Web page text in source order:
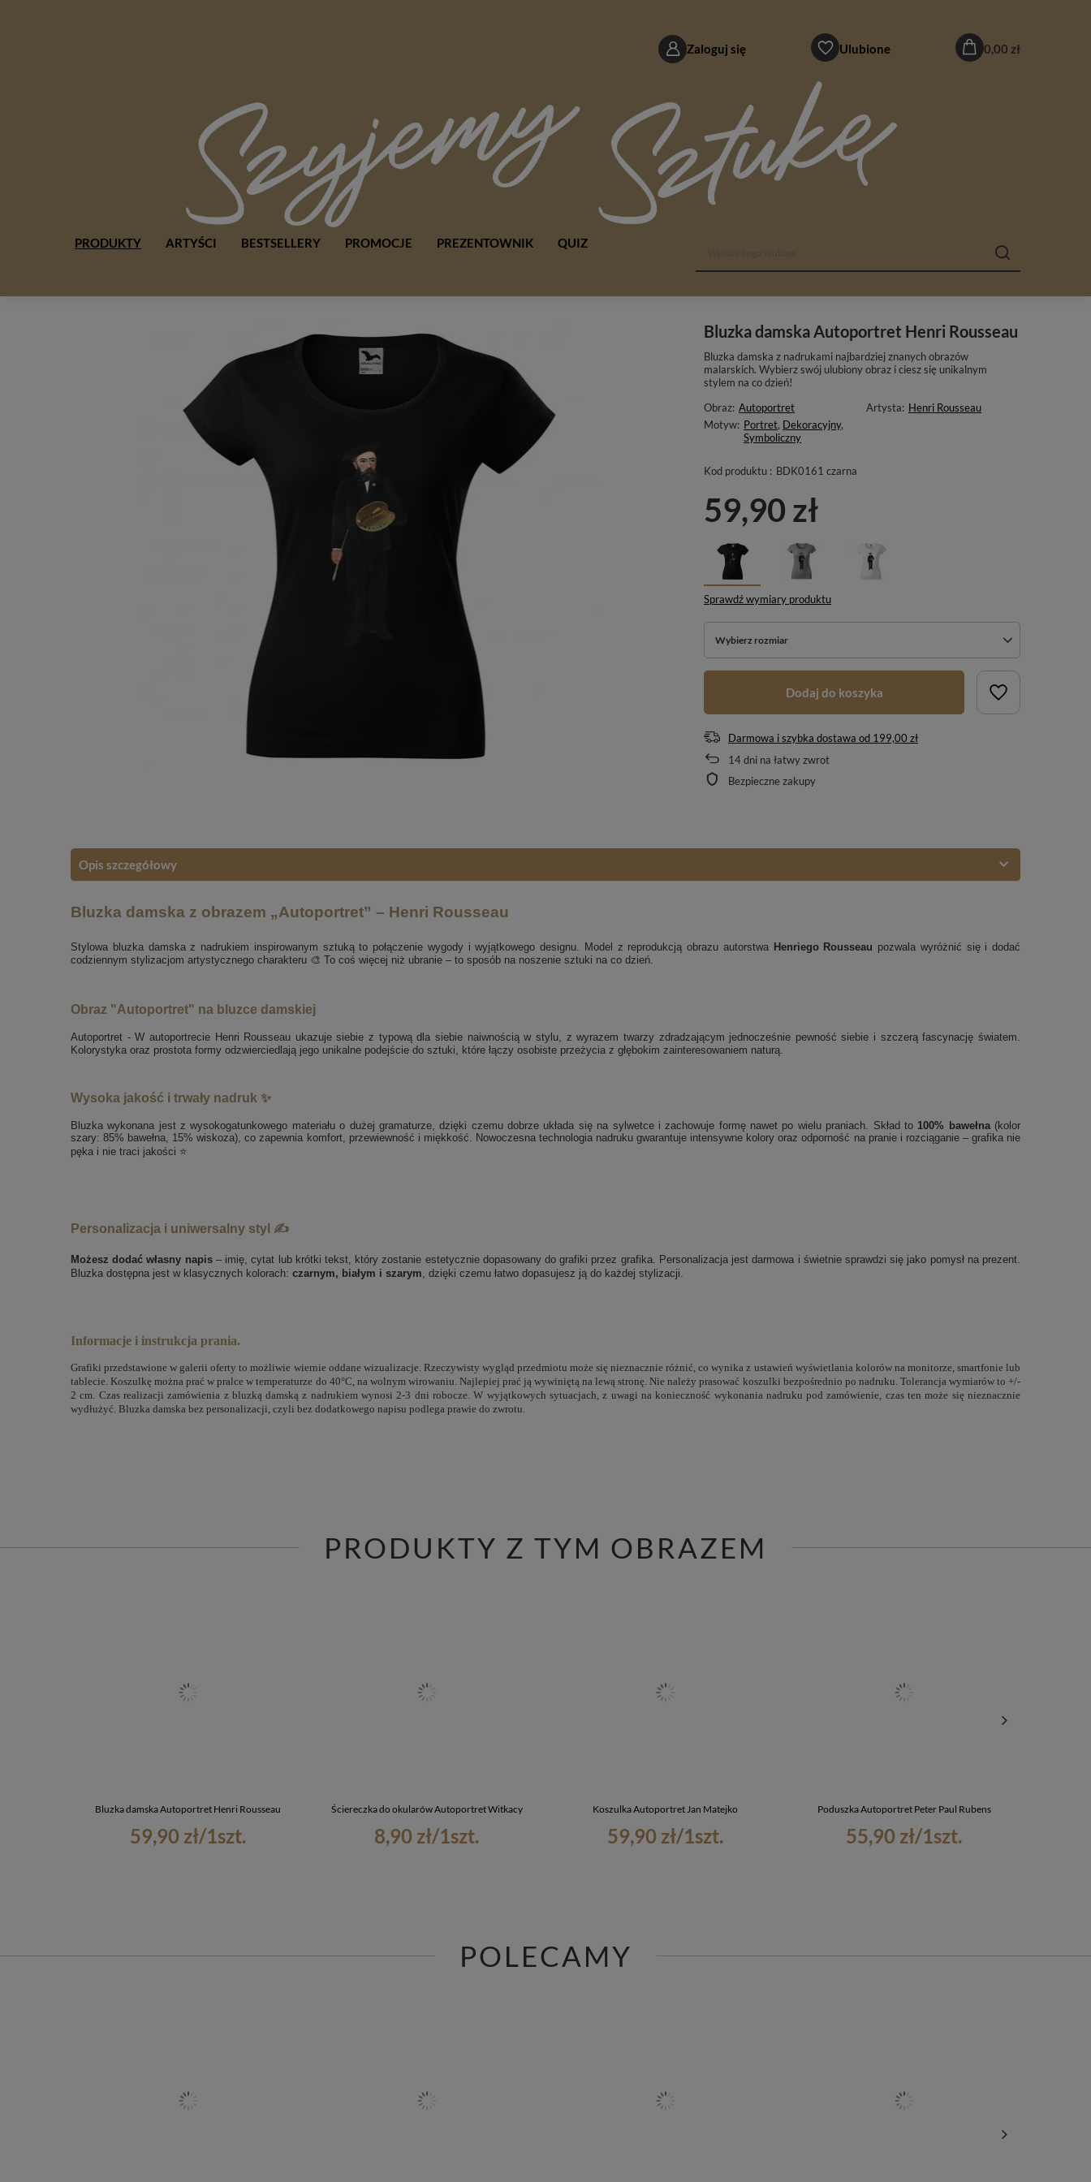
Zaloguj się Ulubione 0,00 zł
PRODUKTY ARTYŚCI BESTSELLERY PROMOCJE PREZENTOWNIK QUIZ
Bluzka damska Autoportret Henri Rousseau
Bluzka damska z nadrukami najbardziej znanych obrazów
malarskich. Wybierz swój ulubiony obraz i ciesz się unikalnym
stylem na co dzień!
Obraz: Autoportret Artysta: Henri Rousseau
Motyw: Portret, Dekoracyjny,
Symboliczny
Kod produktu : BDK0161 czarna
59,90 zł
Sprawdź wymiary produktu
Wybierz rozmiar
Dodaj do koszyka
Darmowa i szybka dostawa od 199,00 zł
14dni na łatwy zwrot
Bezpieczne zakupy
Opis szczegółowy
Bluzka damska z obrazem „Autoportret” – Henri Rousseau
Stylowa bluzka damska z nadrukiem inspirowanym sztuką to połączenie wygody i wyjątkowego designu. Model z reprodukcją obrazu autorstwa Henriego Rousseau pozwala wyróżnić się i dodać
codziennym stylizacjom artystycznego charakteru 🎨 To coś więcej niż ubranie – to sposób na noszenie sztuki na co dzień.
Obraz "Autoportret" na bluzce damskiej
Autoportret - W autoportrecie Henri Rousseau ukazuje siebie z typową dla siebie naiwnością w stylu, z wyrazem twarzy zdradzającym jednocześnie pewność siebie i szczerą fascynację światem.
Kolorystyka oraz prostota formy odzwierciedlają jego unikalne podejście do sztuki, które łączy osobiste przeżycia z głębokim zainteresowaniem naturą.
Wysoka jakość i trwały nadruk ✨
Bluzka wykonana jest z wysokogatunkowego materiału o dużej gramaturze, dzięki czemu dobrze układa się na sylwetce i zachowuje formę nawet po wielu praniach. Skład to 100% bawełna(kolor
szary: 85% bawełna, 15% wiskoza), co zapewnia komfort, przewiewność i miękkość. Nowoczesna technologia nadruku gwarantuje intensywne kolory oraz odporność na pranie i rozciąganie – grafika nie
pęka i nie traci jakości ⭐
Personalizacja i uniwersalny styl ✍️
Możesz dodać własny napis– imię, cytat lub krótki tekst, który zostanie estetycznie dopasowany do grafiki przez grafika. Personalizacja jest darmowa i świetnie sprawdzi się jako pomysł na prezent.
Bluzka dostępna jest w klasycznych kolorach: czarnym, białym i szarym , dzięki czemu łatwo dopasujesz ją do każdej stylizacji.
Informacje i instrukcja prania.
Grafiki przedstawione w galerii oferty to możliwie wiernie oddane wizualizacje. Rzeczywisty wygląd przedmiotu może się nieznacznie różnić, co wynika z ustawień wyświetlania kolorów na monitorze, smartfonie lub
tablecie. Koszulkę można prać w pralce w temperaturze do 40°C, na wolnym wirowaniu. Najlepiej prać ją wywiniętą na lewą stronę. Nie należy prasować koszulki bezpośrednio po nadruku. Tolerancja wymiarów to +/-
2 cm. Czas realizacji zamówienia z bluzką damską z nadrukiem wynosi 2-3 dni robocze. W wyjątkowych sytuacjach, z uwagi na konieczność wykonania nadruku pod zamówienie, czas ten może się nieznacznie
wydłużyć. Bluzka damska bez personalizacji, czyli bez dodatkowego napisu podlega prawie do zwrotu.
PRODUKTY Z TYM OBRAZEM
Bluzka damska Autoportret Henri Rousseau
59,90 zł/1szt.
Ściereczka do okularów Autoportret Witkacy
8,90 zł/1szt.
Koszulka Autoportret Jan Matejko
59,90 zł/1szt.
Poduszka Autoportret Peter Paul Rubens
55,90 zł/1szt.
POLECAMY